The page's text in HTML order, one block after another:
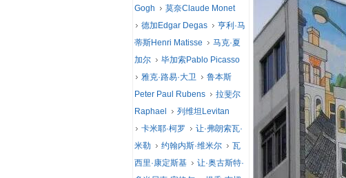
Gogh
莫奈Claude Monet
德加Edgar Degas
亨利·马
蒂斯Henri Matisse
马克·夏
加尔
毕加索Pablo Picasso
雅克·路易·大卫
鲁本斯
Peter Paul Rubens
拉斐尔
Raphael
列维坦Levitan
卡米耶·柯罗
让·弗朗索瓦·
米勒
约翰内斯·维米尔
瓦
西里·康定斯基
让·奥古斯特·